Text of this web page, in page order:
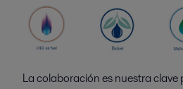
La colaboración es nuestra clave